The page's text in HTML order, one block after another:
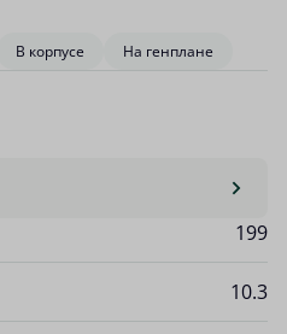
В корпусе На генплане
199
10.3